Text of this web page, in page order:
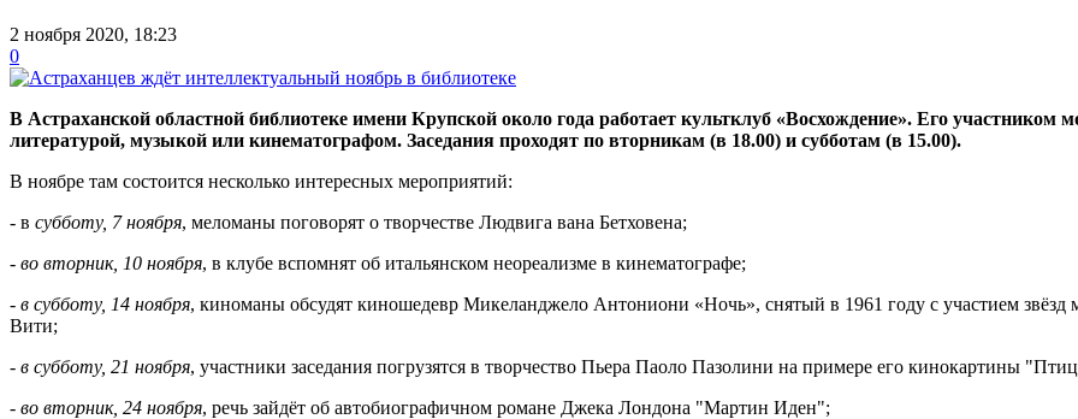
2 ноября 2020, 18:23
0
В Астраханской областной библиотеке имени Крупской около года работает культклуб «Восхождение». Его
литературой, музыкой или кинематографом. Заседания проходят по вторникам (в 18.00) и субботам (в 15.00).
В ноябре там состоится несколько интересных мероприятий:
- в субботу, 7 ноября, меломаны поговорят о творчестве Людвига вана Бетховена;
- во вторник, 10 ноября, в клубе вспомнят об итальянском неореализме в кинематографе;
- в субботу, 14 ноября, киноманы обсудят киношедевр Микеланджело Антониони «Ночь», снятый в 1961 году с участием
Вити;
- в субботу, 21 ноября, участники заседания погрузятся в творчество Пьера Паоло Пазолини на примере его кинокартины
- во вторник, 24 ноября, речь зайдёт об автобиографичном романе Джека Лондона "Мартин Иден";